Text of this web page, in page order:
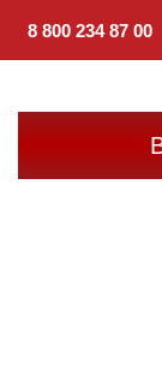
8 800 234 87 00